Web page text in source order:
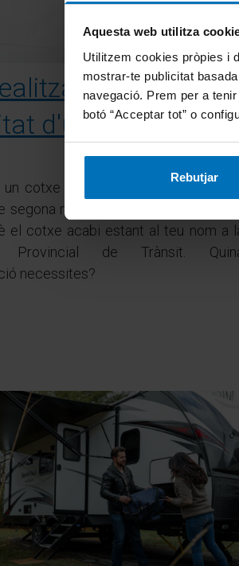
Aquesta web utilitza
Utilitzem cookies pròpies i
mostrar-te publicitat
navegació. Prem per a
botó “Acceptar tot” o
Rebutjar
un canvi de
d'un vehicle
cotxe a un amic, un familiar o a un
segona mà, hi ha una sèrie de tràmits
el cotxe acabi estant al teu nom a
Provincial de Trànsit.
necessites?